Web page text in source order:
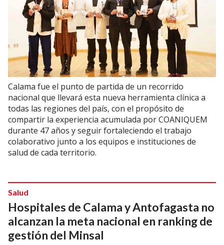
Calama fue el punto de partida de un recorrido
nacional que llevará esta nueva herramienta clínica a
todas las regiones del país, con el propósito de
compartir la experiencia acumulada por COANIQUEM
durante 47 años y seguir fortaleciendo el trabajo
colaborativo junto a los equipos e instituciones de
salud de cada territorio.
Hospitales de Calama y Antofagasta no
alcanzan la meta nacional en ranking de
gestión del Minsal
Salud